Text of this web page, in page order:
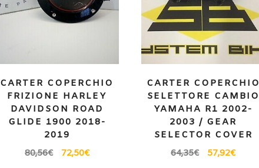
CARTER COPERCHIO
FRIZIONE HARLEY
DAVIDSON ROAD
GLIDE 1900 2018-
2019
80,56€ 72,50€
CARTER COPERCHIO
SELETTORE CAMBIO
YAMAHA R1 2002-
2003 / GEAR
SELECTOR COVER
64,35€ 57,92€